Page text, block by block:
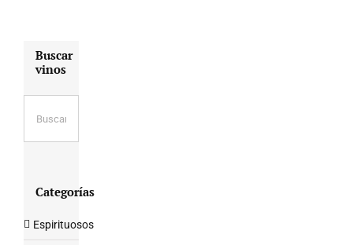
Buscar
vinos
Categorías
Espirituosos